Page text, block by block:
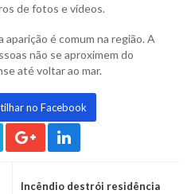
de fotos e vídeos.
é comum na região. A
não se aproximem do
até voltar ao mar.
no Facebook
Incêndio destrói residência